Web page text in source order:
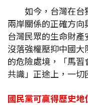
如今，台灣在台
兩岸關係的正確方
台灣民眾的生命財
沒落強權壓抑中國
的危險處境，「馬
共識」正途上，一切
國民黨可贏得歷史地